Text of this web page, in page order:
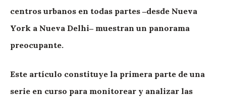
centros urbanos en todas partes ‒desde Nueva
York a Nueva Delhi‒ muestran un panorama
preocupante.
Este artículo constituye la primera parte de una
serie en curso para monitorear y analizar las